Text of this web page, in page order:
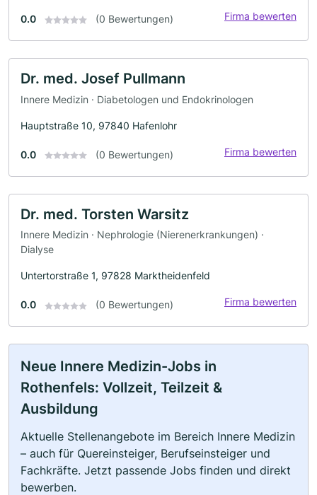
0.0 (0 Bewertungen) Firma bewerten
Dr. med. Josef Pullmann
Innere Medizin · Diabetologen und Endokrinologen
Hauptstraße 10, 97840 Hafenlohr
0.0 (0 Bewertungen) Firma bewerten
Dr. med. Torsten Warsitz
Innere Medizin · Nephrologie (Nierenerkrankungen) ·
Dialyse
Untertorstraße 1, 97828 Marktheidenfeld
0.0 (0 Bewertungen) Firma bewerten
Neue Innere Medizin-Jobs in
Rothenfels: Vollzeit, Teilzeit &
Ausbildung
Aktuelle Stellenangebote im Bereich Innere Medizin
– auch für Quereinsteiger, Berufseinsteiger und
Fachkräfte. Jetzt passende Jobs finden und direkt
bewerben.